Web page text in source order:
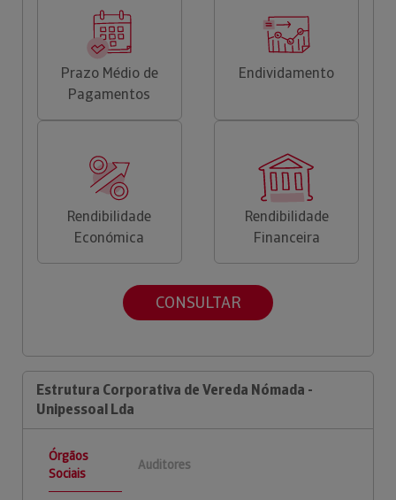
Prazo Médio de
Pagamentos
Endividamento
Rendibilidade
Económica
Rendibilidade
Financeira
CONSULTAR
Estrutura Corporativa de Vereda Nómada -
Unipessoal Lda
Órgãos
Sociais
Auditores